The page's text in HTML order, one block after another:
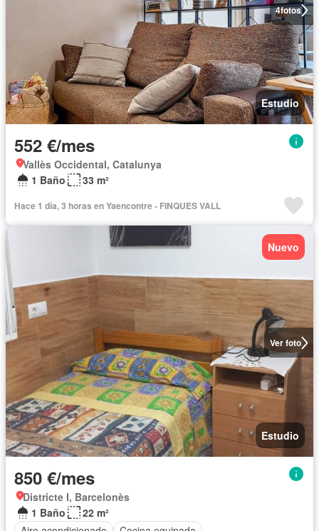
4fotos
Estudio
552 €/mes
Vallès Occidental, Catalunya
1 Baño
33 m²
Hace 1 día, 3 horas en Yaencontre - FINQUES VALL
Ver foto
Nuevo
Estudio
850 €/mes
Districte I, Barcelonès
1 Baño
22 m²